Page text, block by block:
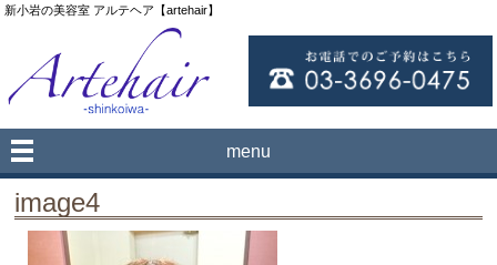
新小岩の美容室 アルテヘア【artehair】
menu
image4